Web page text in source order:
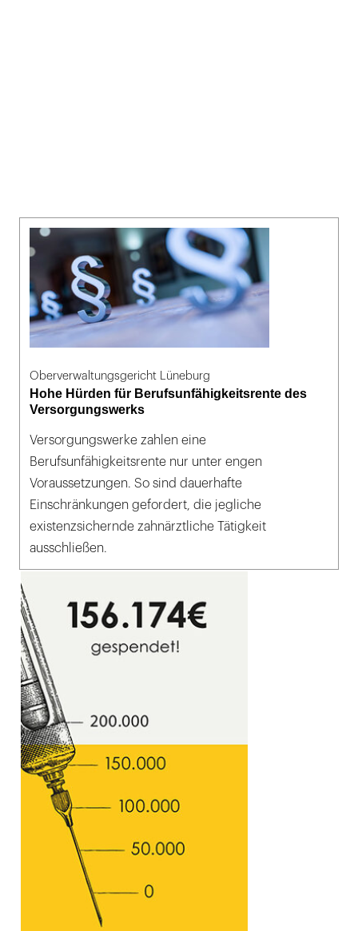
Oberverwaltungsgericht Lüneburg
Hohe Hürden für Berufsunfähigkeitsrente des
Versorgungswerks
Versorgungswerke zahlen eine
Berufsunfähigkeitsrente nur unter engen
Voraussetzungen. So sind dauerhafte
Einschränkungen gefordert, die jegliche
existenzsichernde zahnärztliche Tätigkeit
ausschließen.